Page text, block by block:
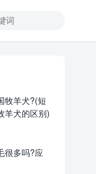
牧羊犬?(短
羊犬的区别)
很多吗?应